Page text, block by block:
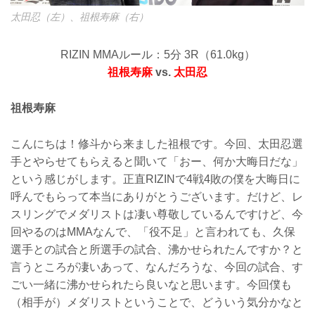
太田忍（左）、祖根寿麻（右）
RIZIN MMAルール：5分 3R（61.0kg）
祖根寿麻vs. 太田忍
祖根寿麻
こんにちは！修斗から来ました祖根です。今回、太田忍選
手とやらせてもらえると聞いて「おー、何か大晦日だな」
という感じがします。正直RIZINで4戦4敗の僕を大晦日に
呼んでもらって本当にありがとうございます。だけど、レ
スリングでメダリストは凄い尊敬しているんですけど、今
回やるのはMMAなんで、「役不足」と言われても、久保
選手との試合と所選手の試合、沸かせられたんですか？と
言うところが凄いあって、なんだろうな、今回の試合、す
ごい一緒に沸かせられたら良いなと思います。今回僕も
（相手が）メダリストということで、どういう気分かなと